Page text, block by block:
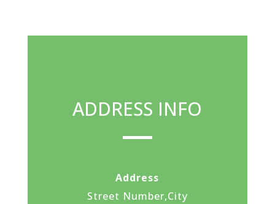
ADDRESS INFO
Address
Street Number,City